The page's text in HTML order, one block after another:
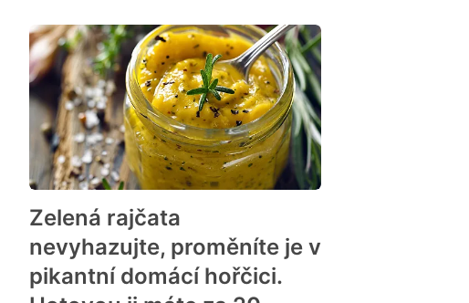
Zelená rajčata
nevyhazujte, proměníte je v
pikantní domácí hořčici.